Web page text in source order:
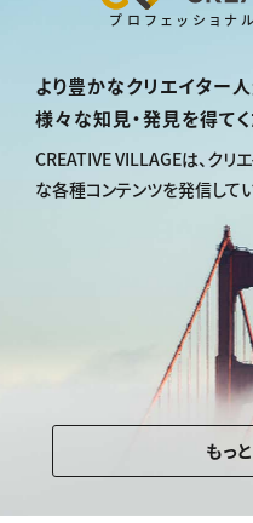
プロフェッショ
より豊かなクリエイター人
様々な知見・発見を得てく
CREATIVE VILLAGEは、 クリ
な各種コンテンツを発信してい
もっ